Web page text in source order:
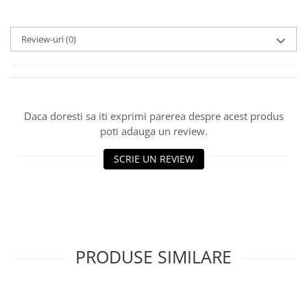
Review-uri(0)
Daca doresti sa iti exprimi parerea despre acest produs
poti adauga un review.
SCRIE UN REVIEW
PRODUSE SIMILARE